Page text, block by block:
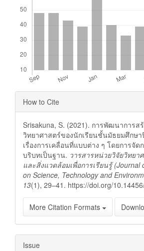
Article
Details
How to Cite
Srisakuna, S. (2021). การพัฒนาการส
วิทยาศาสตร์ของนักเรียนชั้นมัธยมศึกษา
เรื่องการเคลื่อนที่แบบต่าง ๆ โดยการจัด
บริบทเป็นฐาน. วารสารหน่วยวิจัยวิทยา
และสิ่งแวดล้อมเพื่อการเรียนรู้ (Journal
on Science, Technology and
13(1), 29–41. https://doi.org/
More Citation Formats
Issue